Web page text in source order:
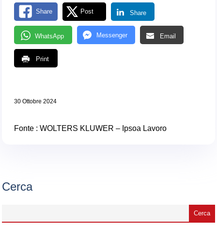
Share Post Share
WhatsApp Messenger Email
Print
30 Ottobre 2024
Fonte : WOLTERS KLUWER – Ipsoa Lavoro
Cerca